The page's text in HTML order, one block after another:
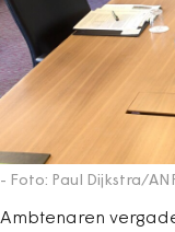
- Foto: Paul Dijkstra/
Ambtenaren